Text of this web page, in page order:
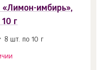
«Лимон-имбирь»,
г
8 шт. по 10 г